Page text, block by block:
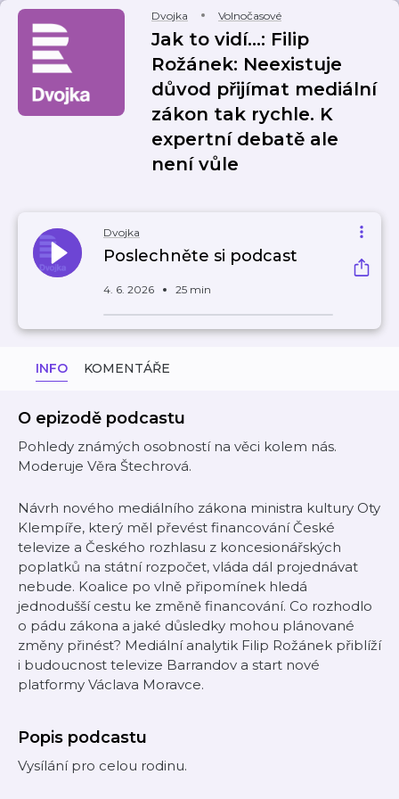
Dvojka Volnočasové
Jak to vidí...: Filip
Rožánek: Neexistuje
důvod přijímat mediální
zákon tak rychle. K
expertní debatě ale
není vůle
Dvojka
Poslechněte si podcast
4. 6. 2026 25 min
INFO KOMENTÁŘE
O epizodě podcastu
Pohledy známých osobností na věci kolem nás.
Moderuje Věra Štechrová.
Návrh nového mediálního zákona ministra kultury Oty
Klempíře, který měl převést financování České
televize a Českého rozhlasu z koncesionářských
poplatků na státní rozpočet, vláda dál projednávat
nebude. Koalice po vlně připomínek hledá
jednodušší cestu ke změně financování. Co rozhodlo
o pádu zákona a jaké důsledky mohou plánované
změny přinést? Mediální analytik Filip Rožánek přiblíží
i budoucnost televize Barrandov a start nové
platformy Václava Moravce.
Popis podcastu
Vysílání pro celou rodinu.